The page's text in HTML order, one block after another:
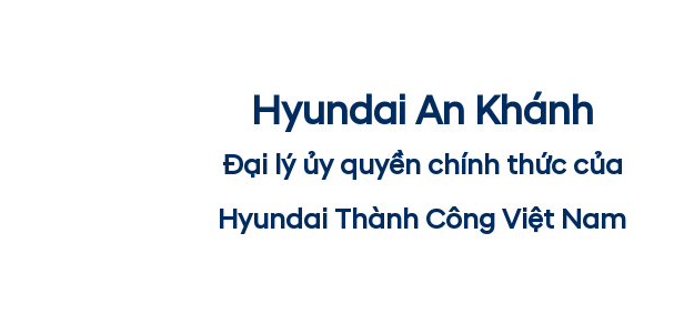
Hyundai An Khánh
Đại lý ủy quyền chính thức của
Hyundai Thành Công Việt Nam